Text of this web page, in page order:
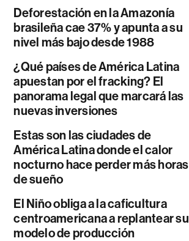
Deforestación en la Amazonía
brasileña cae 37% y apunta a su
nivel más bajo desde 1988
¿Qué países de América Latina
apuestan por el fracking? El
panorama legal que marcará las
nuevas inversiones
Estas son las ciudades de
América Latina donde el calor
nocturno hace perder más horas
de sueño
El Niño obliga a la caficultura
centroamericana a replantear su
modelo de producción